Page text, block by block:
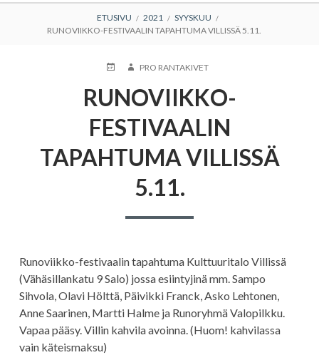
MURUPOLKU
ETUSIVU 2021
SYYSKUU
RUNOVIIKKO-FESTIVAALIN TAPAHTUMA VILLISSÄ 5.11.
JULKAISTUKIRJOITTAJA
PRO RANTAKIVET
RUNOVIIKKO-
FESTIVAALIN
TAPAHTUMA VILLISSÄ
5.11.
Runoviikko-festivaalin tapahtuma Kulttuuritalo Villissä
(Vähäsillankatu 9 Salo) jossa esiintyjinä mm. Sampo
Sihvola, Olavi Hölttä, Päivikki Franck, Asko Lehtonen,
Anne Saarinen, Martti Halme ja Runoryhmä Valopilkku.
Vapaa pääsy. Villin kahvila avoinna. (Huom! kahvilassa
vain käteismaksu)